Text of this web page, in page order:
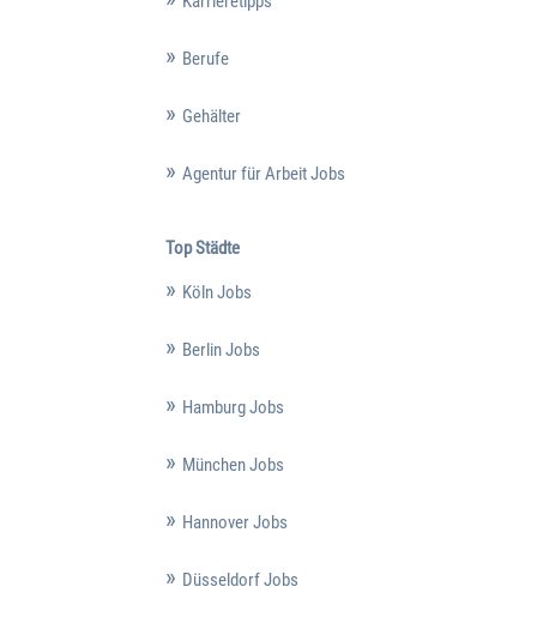
Berufe
Gehälter
Agentur für Arbeit Jobs
Top Städte
Köln Jobs
Berlin Jobs
Hamburg Jobs
München Jobs
Hannover Jobs
Düsseldorf Jobs